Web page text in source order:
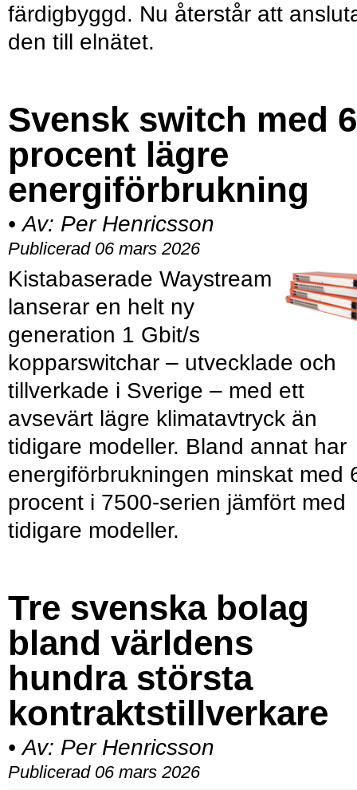
färdigbyggd. Nu återstår att
den till elnätet.
Svensk switch med
procent lägre
energiförbrukning
• Av: Per Henricsson
Publicerad 06 mars 2026
Kistabaserade Waystream
lanserar en helt ny
generation 1 Gbit/s
kopparswitchar – utvecklade och
tillverkade i Sverige – med ett
avsevärt lägre klimatavtryck än
tidigare modeller. Bland annat har
energiförbrukningen minskat med
procent i 7500-serien jämfört med
tidigare modeller.
Tre svenska bolag
bland världens
hundra största
kontraktstillverkare
• Av: Per Henricsson
Publicerad 06 mars 2026